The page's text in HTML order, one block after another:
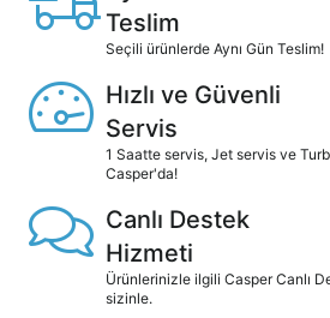
Teslim
Seçili ürünlerde Aynı Gün Teslim!
Hızlı ve Güvenli
Servis
1 Saatte servis, Jet servis ve
Casper'da!
Canlı Destek
Hizmeti
Ürünlerinizle ilgili Casper Canlı
sizinle.